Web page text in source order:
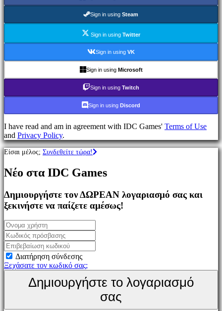
Παιχνίδια
Παιχνίδια
Παιχνίδια
Παιχνίδια
Racing
Casual
Indie
Simulation
games
Puzzle
games
games
Κοινότητα
Παιχνίδι
Εκδηλώσεις
εντός
παιχνιδιού
Νέα
Μέσα
Μαζικής
Sign in using Steam
Sign in using Twitter
Sign in using VK
Sign in using Microsoft
Sign in using Twitch
Sign in using Discord
I have read and am in agreement with IDC Games' Terms of Use
and Privacy Policy.
Είσαι μέλος; Συνδεθείτε τώρα!
Νέο στα IDC Games
Δημιουργήστε τον ΔΩΡΕΑΝ λογαριασμό σας και
ξεκινήστε να παίζετε αμέσως!
Διατήρηση σύνδεσης
Ξεχάσατε τον κωδικό σας;
Δημιουργήστε το λογαριασμό
σας